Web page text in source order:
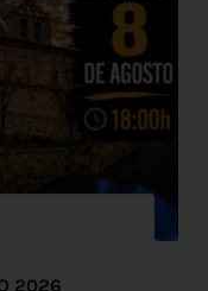
2026